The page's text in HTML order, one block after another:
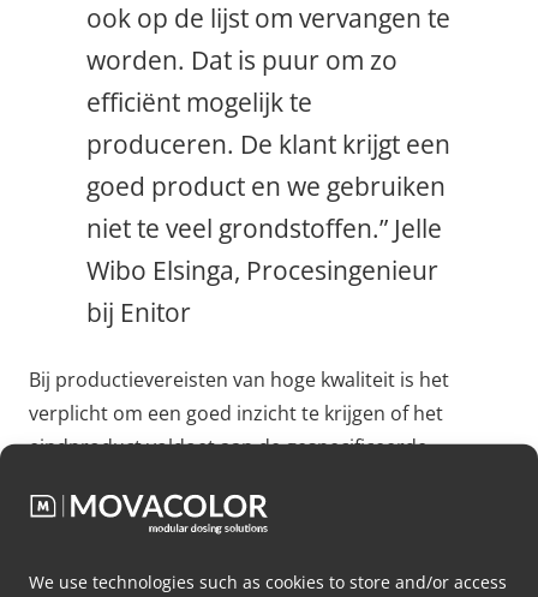
We use technologies such as cookies to store and/or access
ook op de lijst om vervangen te
worden. Dat is puur om zo
efficiënt mogelijk te
produceren. De klant krijgt een
goed product en we gebruiken
niet te veel grondstoffen.” Jelle
Wibo Elsinga, Procesingenieur
bij Enitor
Bij productievereisten van hoge kwaliteit is het
verplicht om een goed inzicht te krijgen of het
eindproduct voldoet aan de gespecificeerde
scala aan tests uitgevoerd om de sterkte, structuur,
eindproducten te beoordelen. Het is fascinerend om